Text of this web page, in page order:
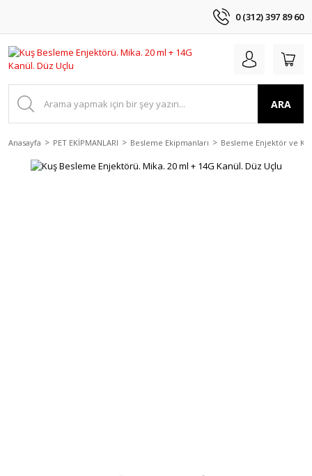
0 (312) 397 89 60
ARA
Anasayfa PET EKİPMANLARI Besleme Ekipmanları Besleme Enjektör ve